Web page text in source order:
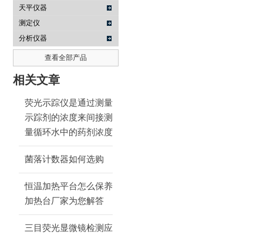
天平仪器
测定仪
分析仪器
查看全部产品
相关文章
荧光示踪仪是通过测量
示踪剂的浓度来间接测
量循环水中的药剂浓度
菌落计数器如何选购
恒温加热平台怎么保养
加热台厂家为您解答
三目荧光显微镜检测应